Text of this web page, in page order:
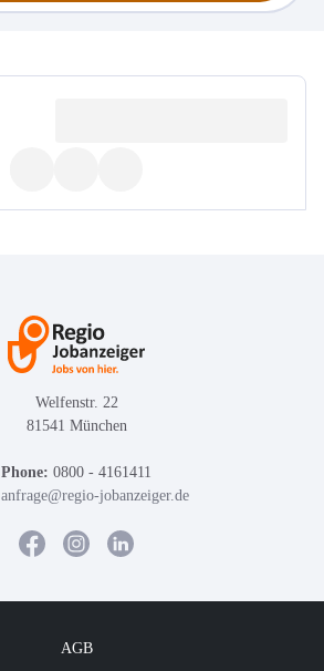
Welfenstr. 22
81541 München
Phone: 0800 - 4161411
anfrage@regio-jobanzeiger.de
AGB